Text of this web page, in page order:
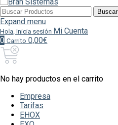
Buscar
por:
Buscar
Expand menu
Hola, Inicia sesión Mi Cuenta
0 Carrito 0,00€
No hay productos en el carrito
Empresa
Tarifas
EHOX